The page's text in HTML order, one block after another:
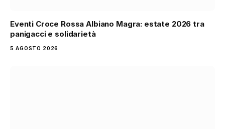
Eventi Croce Rossa Albiano Magra: estate 2026 tra
panigacci e solidarietà
5 AGOSTO 2026